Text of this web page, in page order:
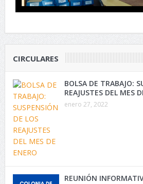
CIRCULARES
BOLSA DE TRABAJO:
REAJUSTES DEL MES
enero 27, 2022
REUNIÓN